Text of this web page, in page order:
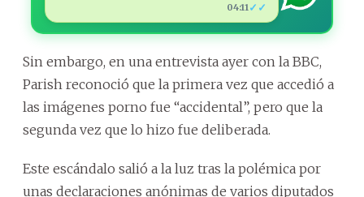
04:11✓✓
Sin embargo, en una entrevista ayer con la BBC,
Parish reconoció que la primera vez que accedió a
las imágenes porno fue “accidental”, pero que la
segunda vez que lo hizo fue deliberada.
Este escándalo salió a la luz tras la polémica por
unas declaraciones anónimas de varios diputados